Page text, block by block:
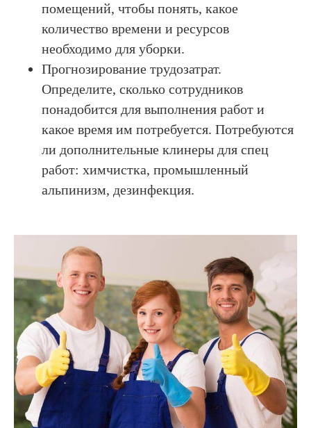
помещений, чтобы понять, какое
количество времени и ресурсов
необходимо для уборки.
Прогнозирование трудозатрат.
Определите, сколько сотрудников
понадобится для выполнения работ и
какое время им потребуется. Потребуются
ли дополнительные клинеры для спец
работ: химчистка, промышленный
альпинизм, дезинфекция.